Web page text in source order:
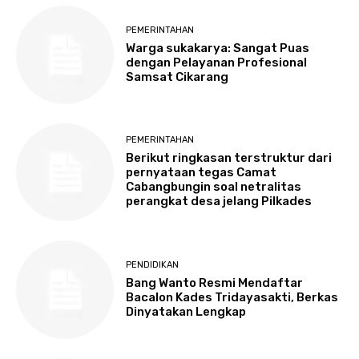
PEMERINTAHAN
Warga sukakarya: Sangat Puas
dengan Pelayanan Profesional
Samsat Cikarang
PEMERINTAHAN
Berikut ringkasan terstruktur dari
pernyataan tegas Camat
Cabangbungin soal netralitas
perangkat desa jelang Pilkades
PENDIDIKAN
Bang Wanto Resmi Mendaftar
Bacalon Kades Tridayasakti, Berkas
Dinyatakan Lengkap